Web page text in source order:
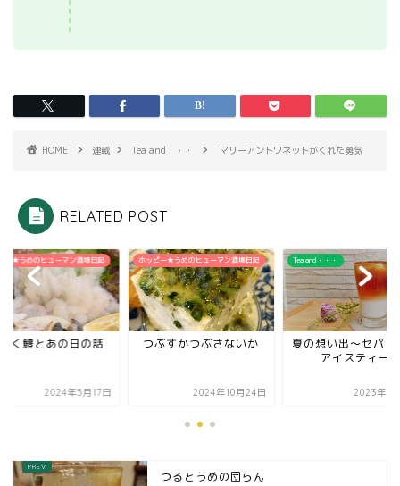
HOME 連載 Tea and・・・ マリーアントワネットがくれた勇気
RELATED POST
ー★うめのヒューマン酒場日記
く鱧とあの日の話
2024年5月17日
ホッピー★うめのヒューマン酒場日記
つぶすかつぶさないか
2024年10月24日
Tea and・・・
夏の想い出～セパレ
アイスティー
2023年8
つるとうめの団らん